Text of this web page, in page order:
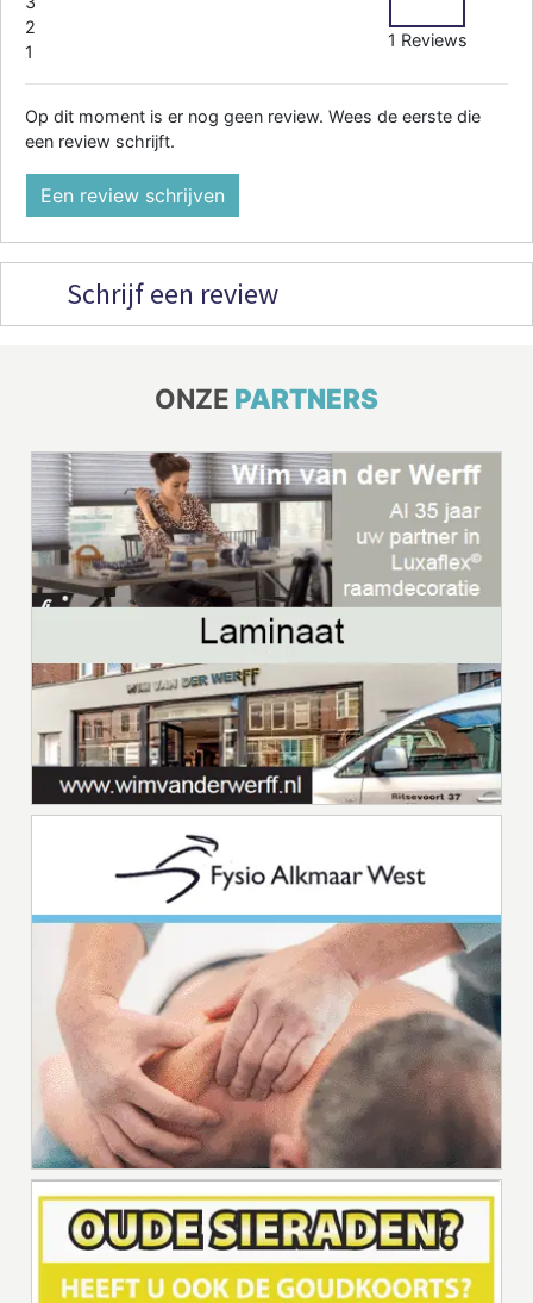
2
1
1 Reviews
Op dit moment is er nog geen review. Wees de eerste die
een review schrijft.
Een review schrijven
Schrijf een review
ONZE PARTNERS